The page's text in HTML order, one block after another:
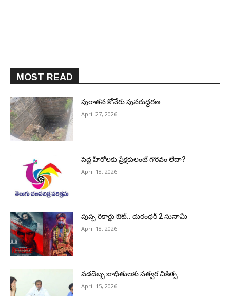
MOST READ
పురాత‌న కోనేరు పున‌రుద్ధ‌ర‌ణ
April 27, 2026
పెద్ద హీరోల‌కు ప్రేక్ష‌కులంటే గౌర‌వం లేదా?
April 18, 2026
పుష్ప రికార్డు ఔట్‌.. దురంధ‌ర్ 2 సునామీ
April 18, 2026
వడదెబ్బ బాధితులకు సత్వర చికిత్స
April 15, 2026